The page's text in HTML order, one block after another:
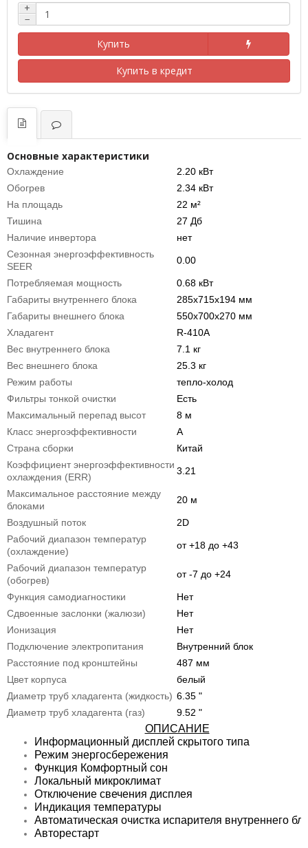
+
−
Купить
Купить в кредит
Основные характеристики
Охлаждение
2.20 кВт
Обогрев
2.34 кВт
На площадь
22 м²
Тишина
27 Дб
Наличие инвертора
нет
Сезонная энергоэффективность
SEER
0.00
Потребляемая мощность
0.68 кВт
Габариты внутреннего блока
285х715х194 мм
Габариты внешнего блока
550х700х270 мм
Хладагент
R-410A
Вес внутреннего блока
7.1 кг
Вес внешнего блока
25.3 кг
Режим работы
тепло-холод
Фильтры тонкой очистки
Есть
Максимальный перепад высот
8 м
Класс энергоэффективности
A
Страна сборки
Китай
Коэффициент энергоэффективности
охлаждения (ERR)
3.21
Максимальное расстояние между
блоками
20 м
Воздушный поток
2D
Рабочий диапазон температур
(охлаждение)
от +18 до +43
Рабочий диапазон температур
(обогрев)
от -7 до +24
Функция самодиагностики
Нет
Сдвоенные заслонки (жалюзи)
Нет
Ионизация
Нет
Подключение электропитания
Внутренний блок
Расстояние под кронштейны
487 мм
Цвет корпуса
белый
Диаметр труб хладагента (жидкость) 6.35 "
Диаметр труб хладагента (газ)
9.52 "
ОПИСАНИЕ
Информационный дисплей скрытого типа
Режим энергосбережения
Функция Комфортный сон
Локальный микроклимат
Отключение свечения дисплея
Индикация температуры
Автоматическая очистка испарителя внутреннего
Авторестарт